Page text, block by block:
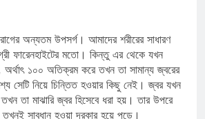
অন্যতম উপসর্গ। আমাদের শরীরের সাধারণ
ফারেনহাইটের মতো। কিন্তু এর থেকে যখন
অর্থাৎ ১০০ অতিক্রম করে তখন তা সামান্য জ্বরের
সেটি নিয়ে চিন্তিত হওয়ার কিছু নেই। জ্বর যখন
তা মাঝারি জ্বর হিসেবে ধরা হয়। তার উপরে
সাবধান হওয়া দরকার হয়ে পড়ে।